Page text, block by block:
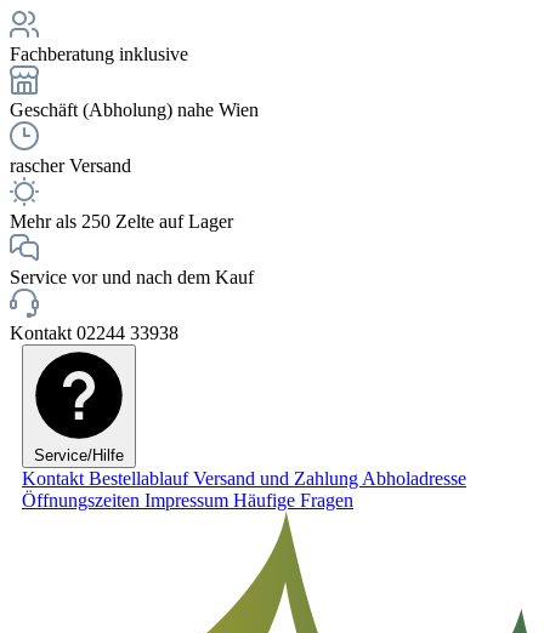
Fachberatung inklusive
Geschäft (Abholung) nahe Wien
rascher Versand
Mehr als 250 Zelte auf Lager
Service vor und nach dem Kauf
Kontakt 02244 33938
Service/Hilfe
Kontakt BestellablaufVersand und Zahlung Abholadresse
Öffnungszeiten Impressum Häufige Fragen